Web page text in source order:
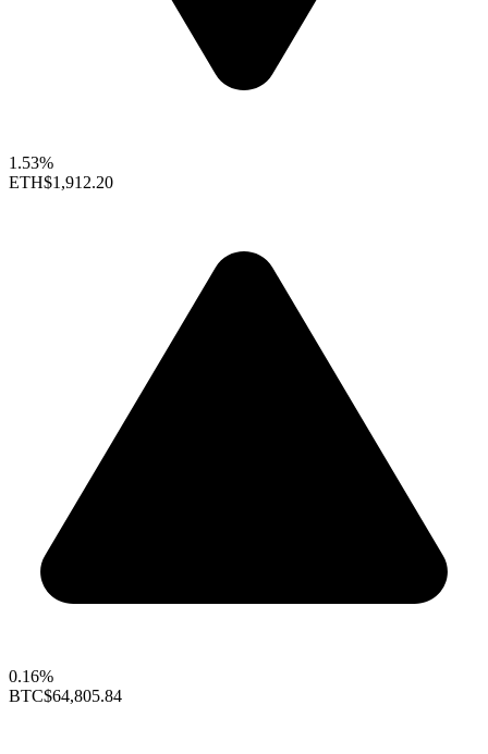
1.53%
ETH$1,912.20
0.16%
BTC$64,805.84